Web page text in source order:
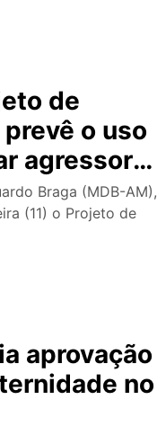
de
o uso
agressor
Braga (MDB-AM),
(11) o Projeto de
aprovação
no